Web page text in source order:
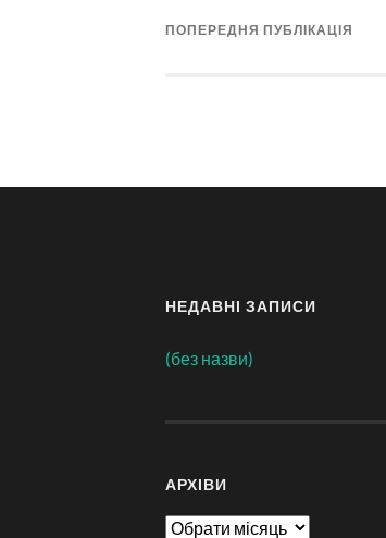
ПОПЕРЕДНЯ ПУБЛІКАЦІЯ
НЕДАВНІ ЗАПИСИ
(без назви)
АРХІВИ
Архіви